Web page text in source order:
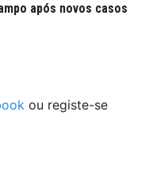
após novos casos
ou registe-se